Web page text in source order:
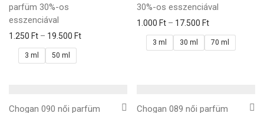
parfüm 30%-os
esszenciával
1.250 Ft – 19.500 Ft
3 ml 50 ml
30%-os esszenciával
1.000 Ft – 17.500 Ft
3 ml 30 ml 70 ml
Chogan 090 női parfüm
Chogan 089 női parfüm